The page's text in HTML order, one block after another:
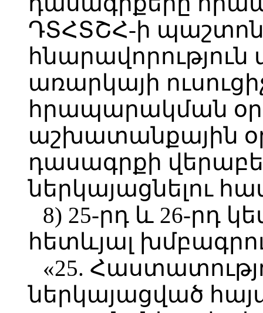
ԴՏՀՏՇՀ-ի
հնարավորություն
առարկայի
հրապարակման
աշխատանքային
դասագրքի
ներկայացնելու
8) 25-րդ և 26-րդ
հետևյալ
«25.
ներկայացված